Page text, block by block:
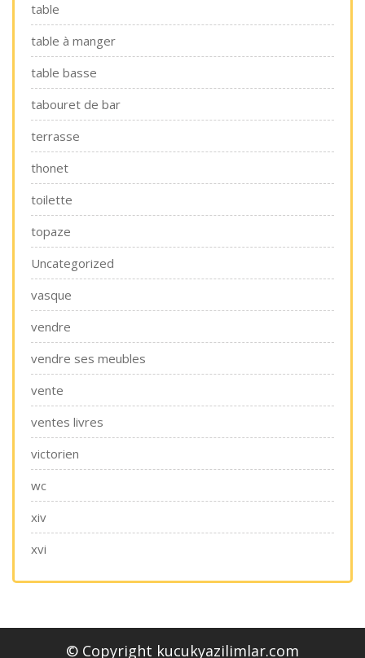
table
table à manger
table basse
tabouret de bar
terrasse
thonet
toilette
topaze
Uncategorized
vasque
vendre
vendre ses meubles
vente
ventes livres
victorien
wc
xiv
xvi
© Copyright kucukyazilimlar.com